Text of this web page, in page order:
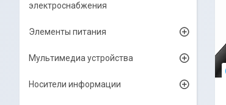
электроснабжения
Элементы питания
Мультимедиа устройства
Носители информации